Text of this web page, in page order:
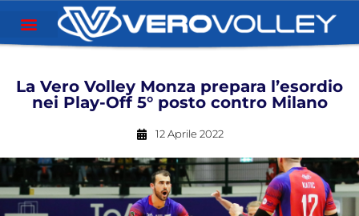
La Vero Volley Monza prepara l’esordio
nei Play-Off 5° posto contro Milano
12 Aprile 2022